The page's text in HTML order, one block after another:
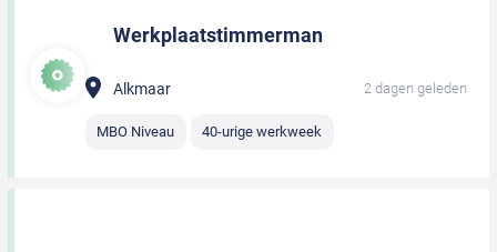
Werkplaatstimmerman
Alkmaar 2 dagen geleden
MBO Niveau 40-urige werkweek